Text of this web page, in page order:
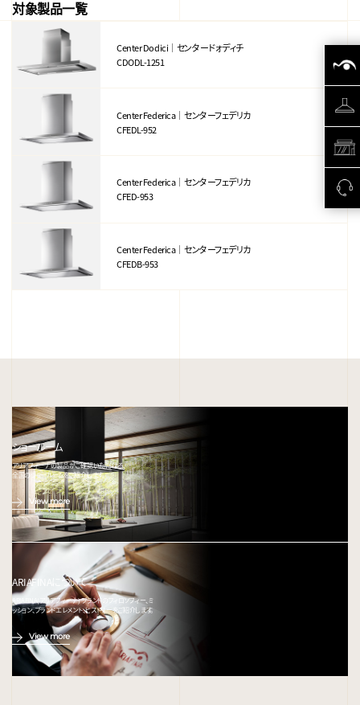
対象製品一覧
Center Dodici｜センタードォディチ
CDODL-1251
Center Federica｜センターフェデリカ
CFEDL-952
Center Federica｜センターフェデリカ
CFED-953
Center Federica｜センターフェデリカ
CFEDB-953
ショールーム
アリアフィーナの製品がご確認いただける、
全国のショールームをご紹介します。
View more
ARIAFINAについて
ARIAFINA(アリアフィーナ) ブランドのフィロソフィー、ミ
ッション、ブランドエレメント、ヒストリーをご紹介します。
View more